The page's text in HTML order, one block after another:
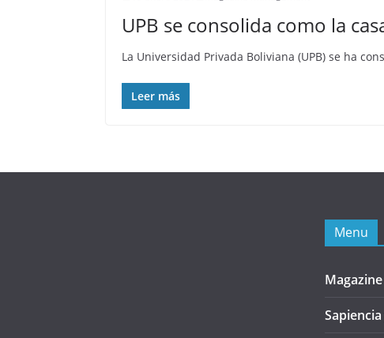
UPB se consolida como la
La Universidad Privada Boliviana (UPB) se ha
Leer más
Menu